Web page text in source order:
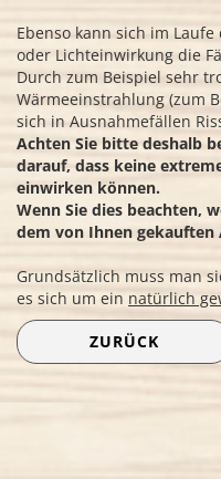
Ebenso kann sich im
oder Lichteinwirkung die
Durch zum Beispiel sehr
Wärmeeinstrahlung (zum
sich in Ausnahmefällen
Achten Sie bitte deshalb
darauf, dass keine
einwirken können.
Wenn Sie dies beachten,
dem von Ihnen gekauften
Grundsätzlich muss man
es sich um ein natürlich
ZURÜCK